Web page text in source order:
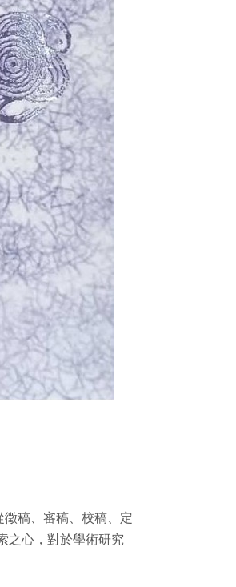
徵稿、審稿、校稿、定
之心，對於學術研究